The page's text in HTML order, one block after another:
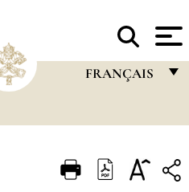
FRANÇAIS
ITALIANO